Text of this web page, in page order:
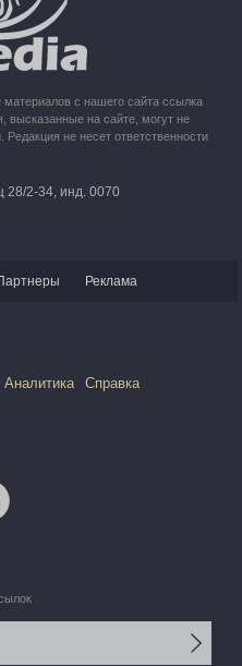
материалов с нашего сайта ссылка
высказанные на сайте, могут не
Редакция не несет ответственности
28/2-34, инд. 0070
Реклама
Аналитика
Справка